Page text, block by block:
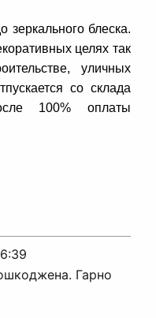
зеркального блеска.
целях так
уличных
со склада
100% оплаты
Гарно